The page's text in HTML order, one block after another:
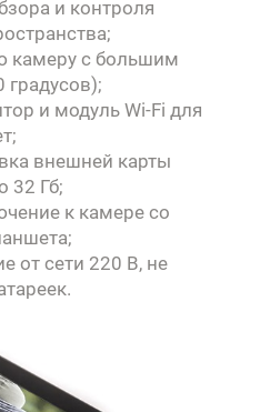
и контроля
камеру с большим
градусов);
и модуль Wi-Fi для
внешней карты
32 Гб;
к камере со
от сети 220 В, не